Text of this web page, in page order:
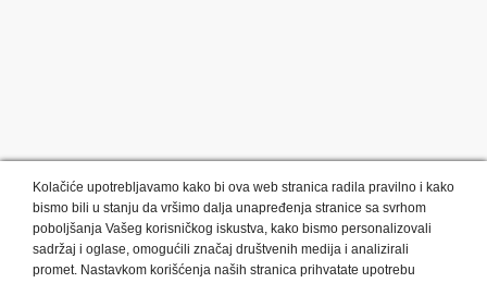
Kolačiće upotrebljavamo kako bi ova web stranica radila pravilno i kako
bismo bili u stanju da vršimo dalja unapređenja stranice sa svrhom
poboljšanja Vašeg korisničkog iskustva, kako bismo personalizovali
sadržaj i oglase, omogućili značaj društvenih medija i analizirali
promet. Nastavkom korišćenja naših stranica prihvatate upotrebu